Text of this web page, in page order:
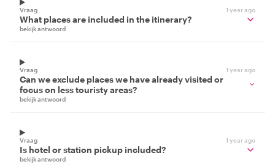
Vraag 1 year ago
What places are included in the itinerary?
bekijk antwoord
Vraag 1 year ago
Can we exclude places we have already visited or
focus on less touristy areas?
bekijk antwoord
Vraag 1 year ago
Is hotel or station pickup included?
bekijk antwoord